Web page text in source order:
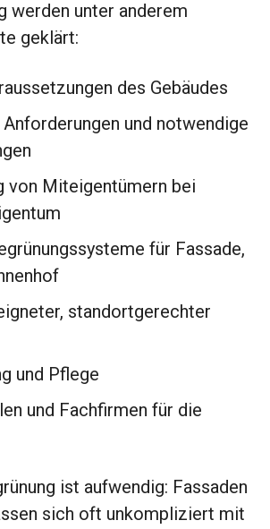
werden unter anderem
geklärt:
des Gebäudes
und notwendige
von Miteigentümern bei
für Fassade,
standortgerechter
und Pflege
und Fachfirmen für die
ist aufwendig: Fassaden
sich oft unkompliziert mit